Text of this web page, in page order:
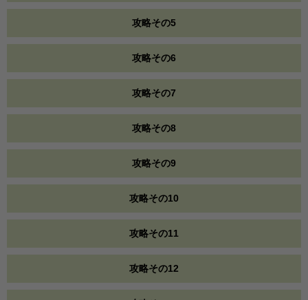
攻略その5
攻略その6
攻略その7
攻略その8
攻略その9
攻略その10
攻略その11
攻略その12